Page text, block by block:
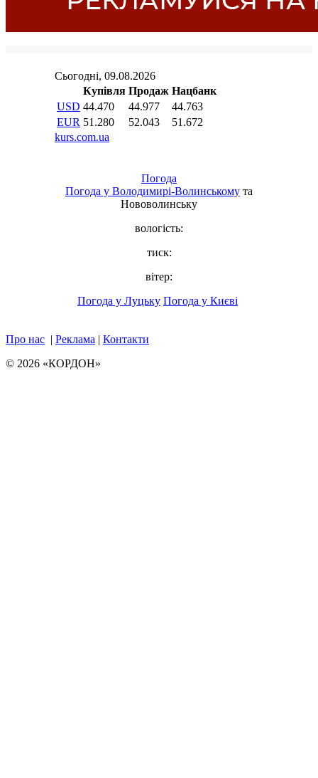
Погода
Погода у Володимирі-Волинському та
Нововолинську
вологість:
тиск:
вітер:
Погода у Луцьку Погода у Києві
Про нас | Реклама | Контакти
© 2026 «КОРДОН»